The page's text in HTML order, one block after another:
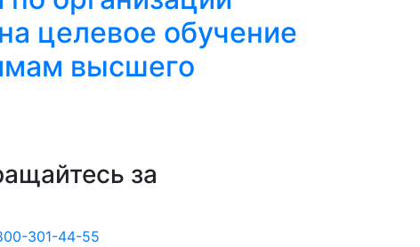
целевое обучение
высшего
за
301-44-55